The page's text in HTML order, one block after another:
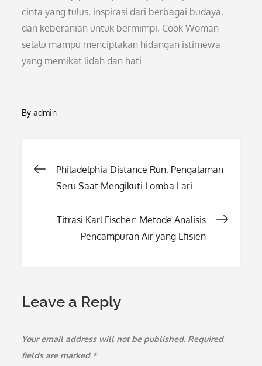
cinta yang tulus, inspirasi dari berbagai budaya,
dan keberanian untuk bermimpi, Cook Woman
selalu mampu menciptakan hidangan istimewa
yang memikat lidah dan hati.
Byadmin
Post
Philadelphia Distance Run: Pengalaman
Seru Saat Mengikuti Lomba Lari
Titrasi Karl Fischer: Metode Analisis
Pencampuran Air yang Efisien
Leave a Reply
Your email address will not be published. Required
fields are marked *